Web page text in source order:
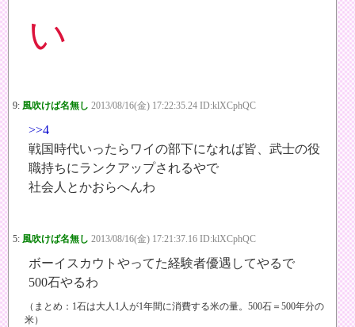
い
9: 風吹けば名無し 2013/08/16(金) 17:22:35.24 ID:klXCphQC
>>4
戦国時代いったらワイの部下になれば皆、武士の役
職持ちにランクアップされるやで
社会人とかおらへんわ
5: 風吹けば名無し 2013/08/16(金) 17:21:37.16 ID:klXCphQC
ボーイスカウトやってた経験者優遇してやるで
500石やるわ
（まとめ：1石は大人1人が1年間に消費する米の量。500石＝500年分の
米）